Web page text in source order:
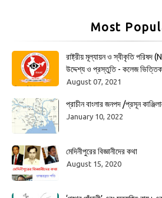
Most
রাষ্ট্রীয় মূল্যায়ন ও স্বীকৃতি
উদ্দেশ্য ও প্রস্তুতি - কলেজ
August 07, 2021
প্রাচীন বাংলার জনপদ /প্রসূন
January 10, 2022
মেদিনীপুরের বিজ্ঞানীদের কথা
August 15, 2020